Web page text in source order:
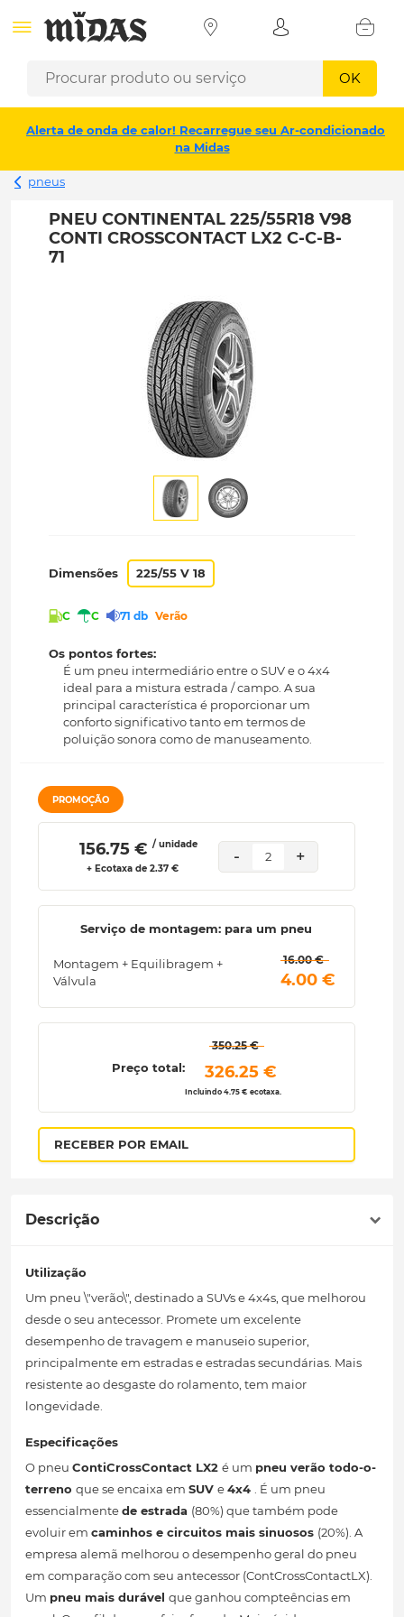
OK
Alerta de onda de calor! Recarregue seu Ar-condicionado
na Midas
pneus
PNEU CONTINENTAL 225/55R18 V98
CONTI CROSSCONTACT LX2 C-C-B-
71
Dimensões 225/55 V 18
C C 71 db Verão
Os pontos fortes:
É um pneu intermediário entre o SUV e o 4x4
ideal para a mistura estrada / campo. A sua
principal característica é proporcionar um
conforto significativo tanto em termos de
poluição sonora como de manuseamento.
PROMOÇÃO
156.75 € / unidade
+ Ecotaxa de 2.37 €
- 2 +
Serviço de montagem: para um pneu
Montagem + Equilibragem +
Válvula
16.00 €
4.00 €
Preço total:
350.25 €
326.25 €
Incluindo 4.75 € ecotaxa.
RECEBER POR EMAIL
Descrição
Utilização
Um pneu \"verão\", destinado a SUVs e 4x4s, que melhorou
desde o seu antecessor. Promete um excelente
desempenho de travagem e manuseio superior,
principalmente em estradas e estradas secundárias. Mais
resistente ao desgaste do rolamento, tem maior
longevidade.
Especificações
O pneu ContiCrossContact LX2 é um pneu verão todo-o-
terreno que se encaixa em SUV e4x4 . É um pneu
essencialmentede estrada (80%) que também pode
evoluir em caminhos e circuitos mais sinuosos (20%). A
empresa alemã melhorou o desempenho geral do pneu
em comparação com seu antecessor (ContCrossContactLX).
Um pneu mais durável que ganhou compteências em